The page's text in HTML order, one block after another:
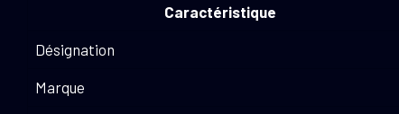
Caractéristique
Désignation
Marque